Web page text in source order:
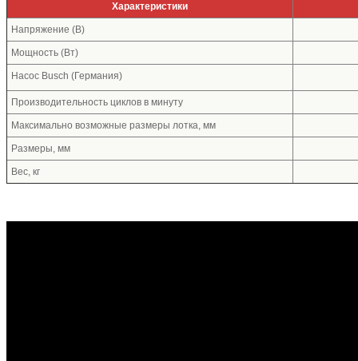
Характеристики
Напряжение (В)
Мощность (Вт)
Насос Busch (Германия)
Производительность циклов в минуту
Максимально возможные размеры лотка, мм
Размеры, мм
Вес, кг